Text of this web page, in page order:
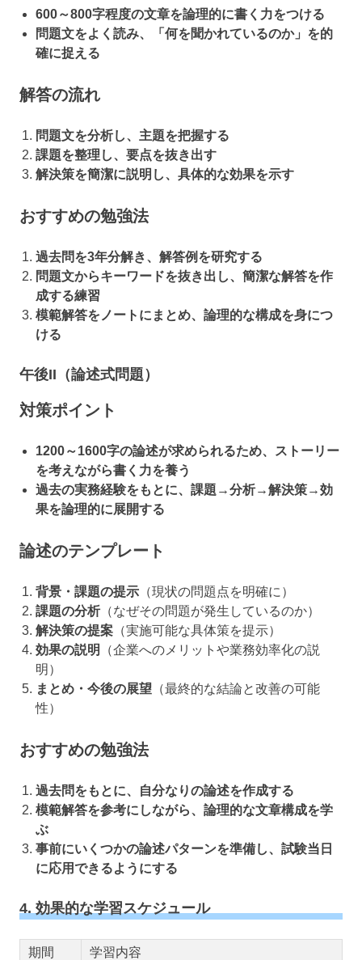
600～800字程度の文章を論理的に書く力をつける
問題文をよく読み、「何を聞かれているのか」を的
確に捉える
解答の流れ
問題文を分析し、主題を把握する
課題を整理し、要点を抜き出す
解決策を簡潔に説明し、具体的な効果を示す
おすすめの勉強法
過去問を3年分解き、解答例を研究する
問題文からキーワードを抜き出し、簡潔な解答を作
成する練習
模範解答をノートにまとめ、論理的な構成を身につ
ける
午後II（論述式問題）
対策ポイント
1200～1600字の論述が求められるため、ストーリー
を考えながら書く力を養う
過去の実務経験をもとに、課題→分析→解決策→効
果を論理的に展開する
論述のテンプレート
背景・課題の提示 （現状の問題点を明確に）
課題の分析（なぜその問題が発生しているのか）
解決策の提案 （実施可能な具体策を提示）
効果の説明
（企業へのメリットや業務効率化の説
明）
まとめ・今後の展望 （最終的な結論と改善の可能
性）
おすすめの勉強法
過去問をもとに、自分なりの論述を作成する
模範解答を参考にしながら、論理的な文章構成を学
ぶ
事前にいくつかの論述パターンを準備し、試験当日
に応用できるようにする
4. 効果的な学習スケジュール
期間
学習内容